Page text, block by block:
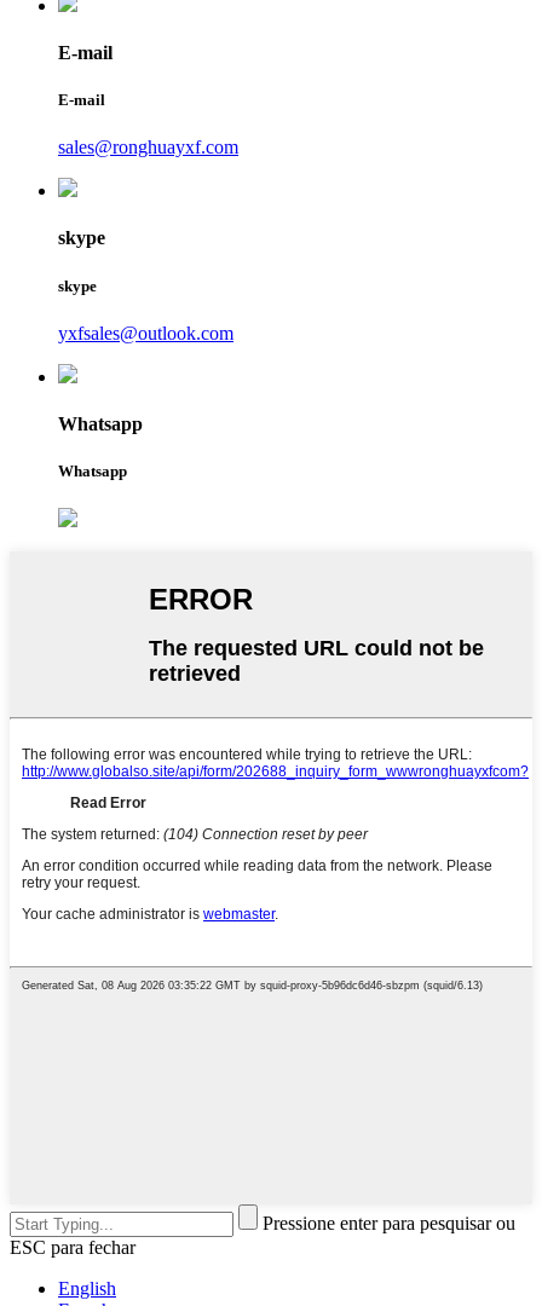
E-mail
E-mail
sales@ronghuayxf.com
skype
skype
yxfsales@outlook.com
Whatsapp
Whatsapp
Pressione enter para pesquisar ou
ESC para fechar
English